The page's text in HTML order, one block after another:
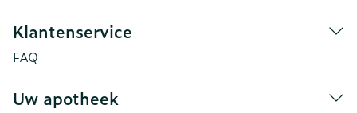
Klantenservice
FAQ
Uw apotheek